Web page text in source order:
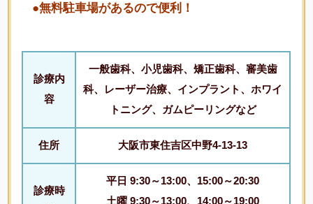
●無料駐車場があるので便利！
診療内
容
一般歯科、小児歯科、矯正歯科、審美歯
科、レーザー治療、インプラント、ホワイ
トニング、ガムピーリングなど
住所 大阪市東住吉区中野4-13-13
診療時
平日 9:30～13:00、15:00～20:30
土曜 9:30～13:00、14:00～19:00